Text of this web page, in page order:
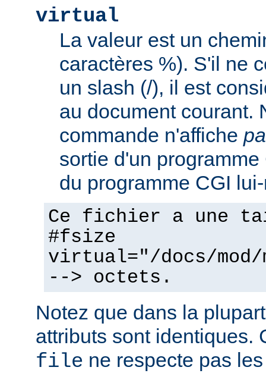
virtual
La valeur est un
caractères %). S'il ne
un slash (/), il est
au document courant.
commande n'affiche
sortie d'un
du programme CGI
Ce fichier a une
#fsize
virtual="/docs/mod/
--> octets.
Notez que dans la
attributs sont identiques.
file ne respecte pas